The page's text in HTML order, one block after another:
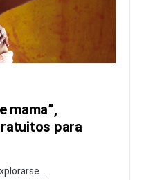
mama”,
para